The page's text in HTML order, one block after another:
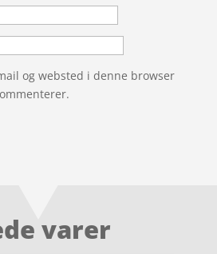
og websted i denne browser
varer